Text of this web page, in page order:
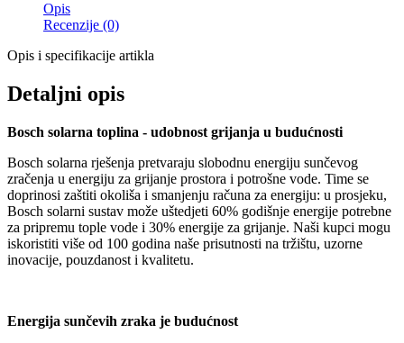
Opis
Recenzije (0)
Opis i specifikacije artikla
Detaljni opis
Bosch solarna toplina - udobnost grijanja u budućnosti
Bosch solarna rješenja pretvaraju slobodnu energiju sunčevog
zračenja u energiju za grijanje prostora i potrošne vode. Time se
doprinosi zaštiti okoliša i smanjenju računa za energiju: u prosjeku,
Bosch solarni sustav može uštedjeti 60% godišnje energije potrebne
za pripremu tople vode i 30% energije za grijanje. Naši kupci mogu
iskoristiti više od 100 godina naše prisutnosti na tržištu, uzorne
inovacije, pouzdanost i kvalitetu.
Energija sunčevih zraka je budućnost